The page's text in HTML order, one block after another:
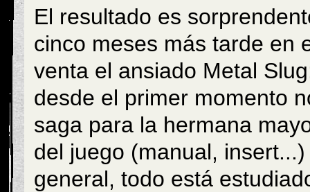
El resultado es
cinco meses más tarde en
venta el ansiado Metal
desde el primer momento
saga para la hermana
del juego (manual,
general, todo está